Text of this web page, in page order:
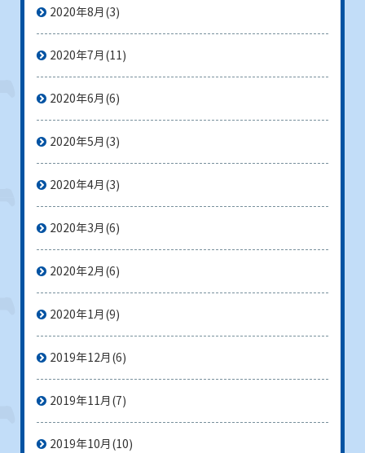
2020年8月 (3)
2020年7月 (11)
2020年6月 (6)
2020年5月 (3)
2020年4月 (3)
2020年3月 (6)
2020年2月 (6)
2020年1月 (9)
2019年12月 (6)
2019年11月 (7)
2019年10月 (10)